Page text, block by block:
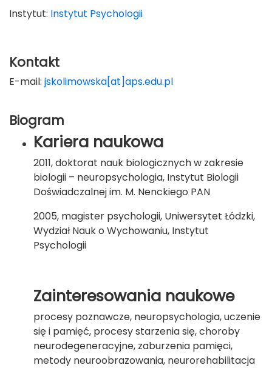
Instytut: Instytut Psychologii
Kontakt
E-mail: jskolimowska[at]aps.edu.pl
Biogram
Kariera naukowa
2011, doktorat nauk biologicznych w zakresie
biologii – neuropsychologia, Instytut Biologii
Doświadczalnej im. M. Nenckiego PAN
2005, magister psychologii, Uniwersytet Łódzki,
Wydział Nauk o Wychowaniu, Instytut
Psychologii
Zainteresowania naukowe
procesy poznawcze, neuropsychologia, uczenie
się i pamięć, procesy starzenia się, choroby
neurodegeneracyjne, zaburzenia pamięci,
metody neuroobrazowania, neurorehabilitacja